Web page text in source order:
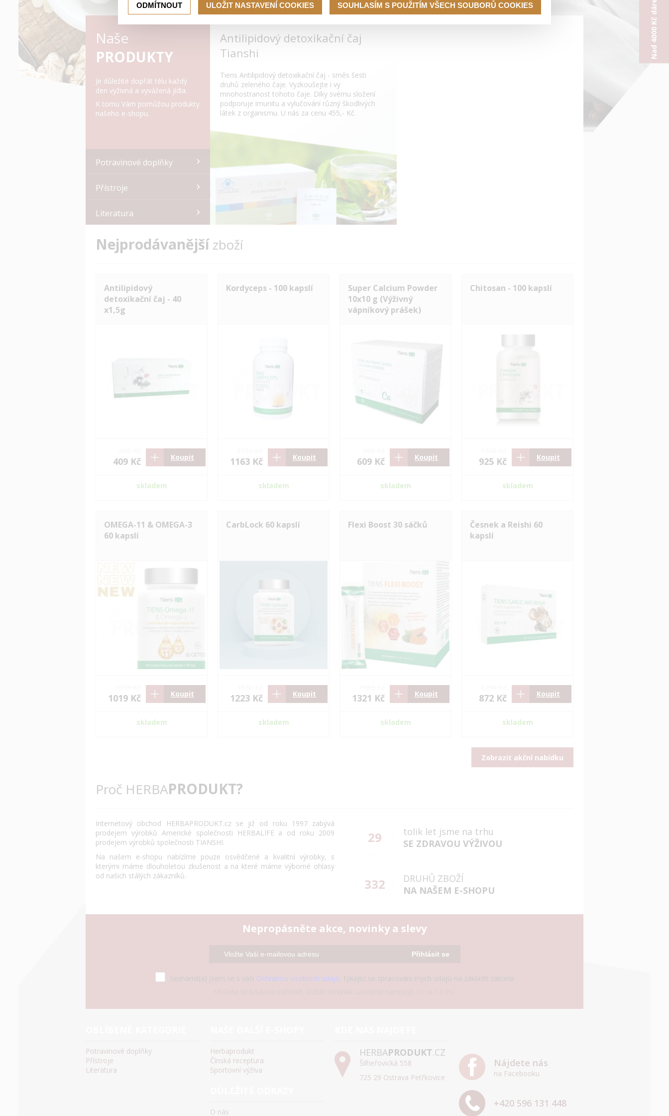
Naše
PRODUKTY
Je důležité dopřát tělu každý
den vyživná a vyvážená jídla.
K tomu Vám pomůžou produkty
našeho e-shopu.
Potravinové doplňky
Přístroje
Literatura
Antilipidový detoxikační čaj
Tianshi
Tiens Antilipidový detoxikační čaj - směs šesti
druhů zeleného čaje. Vyzkoušejte i vy
mnohostranost tohoto čaje. Díky svému složení
podporuje imunitu a vylučování různý škodlivých
látek z organismu. U nás za cenu 455,- Kč.
Nejprodávanějšízboží
Antilipidový
detoxikační čaj - 40
x1,5g
409 Kč Koupit
skladem
Kordyceps - 100 kapslí
1163 Kč Koupit
skladem
Super Calcium Powder
10x10 g (Výživný
vápníkový prášek)
609 Kč Koupit
skladem
Chitosan - 100 kapslí
925 Kč Koupit
skladem
OMEGA-11 & OMEGA-3
60 kapslí
1019 Kč Koupit
skladem
CarbLock 60 kapslí
1223 Kč Koupit
skladem
Flexi Boost 30 sáčků
1321 Kč Koupit
skladem
Česnek a Reishi 60
kapslí
872 Kč Koupit
skladem
Zobrazit akční nabídku
Proč HERBAPRODUKT?
Internetový obchod HERBAPRODUKT.cz se již od roku 1997 zabývá
prodejem výrobků Americké společnosti HERBALIFE a od roku 2009
prodejem výrobků společnosti TIANSHI.
Na našem e-shopu nabízíme pouze osvědčené a kvalitní výrobky, s
kterými máme dlouholetou zkušenost a na které máme výborné ohlasy
od našich stálých zákazníků.
29
tolik let jsme na trhu
SE ZDRAVOU VÝŽIVOU
332
DRUHŮ ZBOŽÍ
NA NAŠEM E-SHOPU
Nepropásněte akce, novinky a slevy
Přihlásit se
Seznámil(a) jsem se s vaší Ochranou osobních údajů, týkající se zpracování mých údajů na základě zákona
Potravinové doplňky
Přístroje
Literatura
Herbaprodukt
Čínská receptura
Sportovní výživa
O nás
HERBAPRODUKT.CZ
Šilheřovická 558
725 29 Ostrava Petřkovice
Nájdete nás
na Facebooku
+420 596 131 448
ODMÍTNOUT ULOŽIT NASTAVENÍ COOKIES SOUHLASÍM S POUŽITÍM VŠECH SOUBORŮ COOKIES